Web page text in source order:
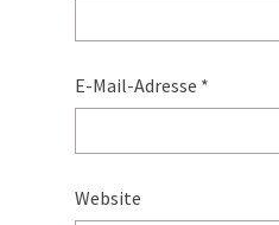
E-Mail-Adresse *
Website